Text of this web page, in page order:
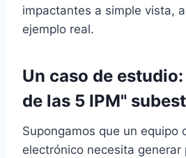
impactantes a simple vista,
ejemplo real.
Un caso de
de las 5 IPM"
Supongamos que un equipo
electrónico necesita generar